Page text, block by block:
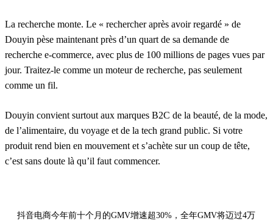
La recherche monte. Le « rechercher après avoir regardé » de
Douyin pèse maintenant près d’un quart de sa demande de
recherche e-commerce, avec plus de 100 millions de pages vues par
jour. Traitez-le comme un moteur de recherche, pas seulement
comme un fil.
Douyin convient surtout aux marques B2C de la beauté, de la mode,
de l’alimentaire, du voyage et de la tech grand public. Si votre
produit rend bien en mouvement et s’achète sur un coup de tête,
c’est sans doute là qu’il faut commencer.
抖音电商今年前十个月的GMV增速超30%，全年GMV将迈过4万